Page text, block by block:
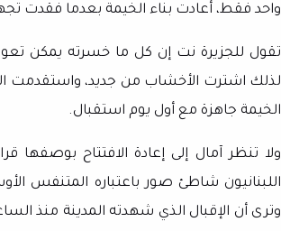
واحد فقط، أعادت بناء الخيمة بعدما فقدت
تقول للجزيرة نت إن كل ما خسرته يمكن
لذلك اشترت الأخشاب من جديد، واستقدمت
الخيمة جاهزة مع أول يوم استقبال.
ولا تنظر آمال إلى إعادة الافتتاح بوصفها
اللبنانيون شاطئ صور باعتباره المتنفس
وترى أن الإقبال الذي شهدته المدينة منذ